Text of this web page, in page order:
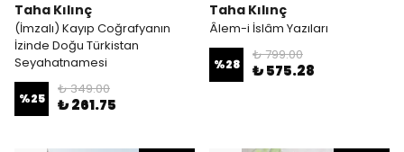
Taha Kılınç
(İmzalı) Kayıp Coğrafyanın
İzinde Doğu Türkistan
Seyahatnamesi
%25
₺ 349.00
₺ 261.75
Taha Kılınç
Âlem-i İslâm Yazıları
%28
₺ 799.00
₺ 575.28